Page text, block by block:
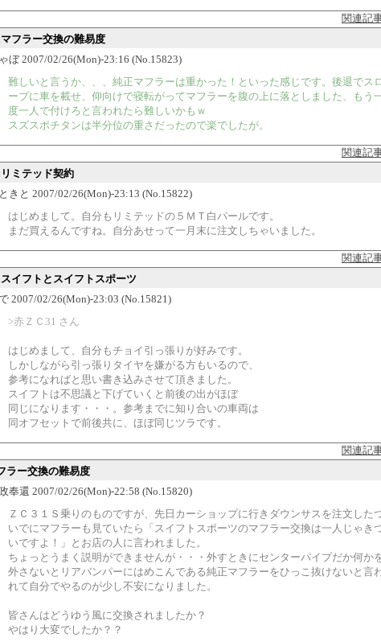
関連記
フラー交換の難易度
ぼ 2007/02/26(Mon)-23:16 (No.15823)
難しいと言うか、、、純正マフラーは重かった！といった感じです。後退でス
ープに車を載せ、仰向けで寝転がってマフラーを腹の上に落としました、もう
度一人で付けろと言われたら難しいかもｗ
スズスポチタンは半分位の重さだったので楽でしたが。
関連記
ミテッド契約
きと 2007/02/26(Mon)-23:13 (No.15822)
はじめまして。自分もリミテッドの５ＭＴ白パールです。
まだ買えるんですね。自分あせって一月末に注文しちゃいました。
関連記
イフトとスイフトスポーツ
2007/02/26(Mon)-23:03 (No.15821)
>赤ＺＣ31 さん
はじめまして、自分もチョイ引っ張りが好みです。
しかしながら引っ張りタイヤを嫌がる方もいるので、
参考になればと思い書き込みさせて頂きました。
スイフトは不思議と下げていくと前後の出がほぼ
同じになります・・・。参考までに知り合いの車両は
同オフセットで前後共に、ほぼ同じツラです。
関連記
ラー交換の難易度
奉還 2007/02/26(Mon)-22:58 (No.15820)
ＺＣ３１Ｓ乗りのものですが、先日カーショップに行きダウンサスを注文した
いでにマフラーも見ていたら「スイフトスポーツのマフラー交換は一人じゃき
いですよ！」とお店の人に言われました。
ちょっとうまく説明ができませんが・・・外すときにセンターパイプだか何か
外さないとリアバンパーにはめこんである純正マフラーをひっこ抜けないと言
れて自分でやるのが少し不安になりました。
皆さんはどうゆう風に交換されましたか？
やはり大変でしたか？？